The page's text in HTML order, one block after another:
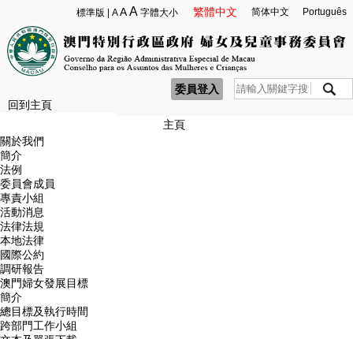
Português
简体中文
繁體中文
標準版 |A A A 字體大小
回到主頁
委員登入
主頁
關於我們
簡介
法例
委員會成員
專責小組
活動消息
法律法規
本地法律
國際公約
調研報告
澳門婦女發展目標
簡介
總目標及執行時間
跨部門工作小組